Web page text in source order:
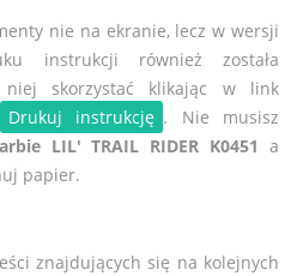
nie na ekranie, lecz w wersji
instrukcji również została
skorzystać klikając w link
Drukuj instrukcję . Nie musisz
LIL' TRAIL RIDER K0451 a
papier.
znajdujących się na kolejnych